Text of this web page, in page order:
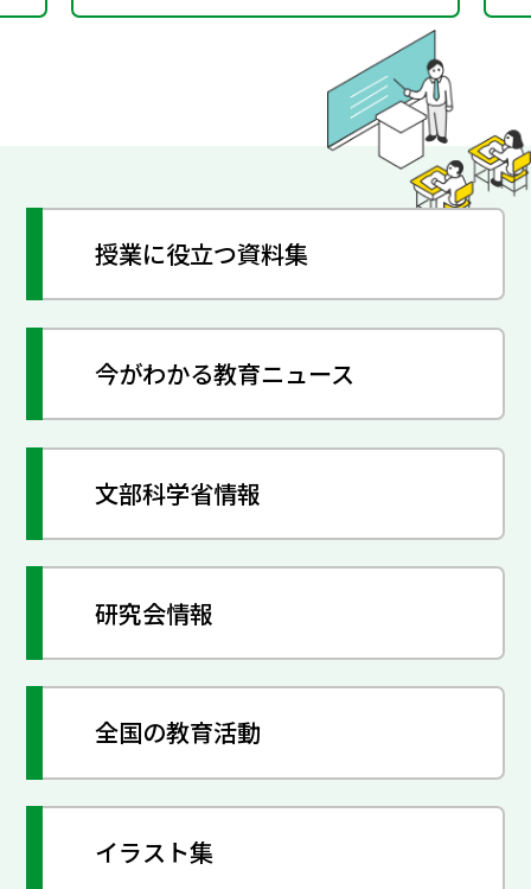
授業に役立つ資料集
今がわかる教育ニュース
文部科学省情報
研究会情報
全国の教育活動
イラスト集